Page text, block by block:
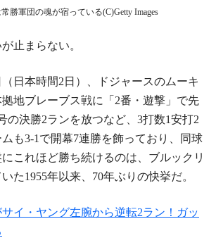
勝軍団の魂が宿っている(C)Getty Images
止まらない。
日本時間2日）、ドジャースのムーキ
地ブレーブス戦に「2番・遊撃」で先
の決勝2ランを放つなど、3打数1安打2
も3-1で開幕7連勝を飾っており、同球
これほど勝ち続けるのは、ブルックリ
た1955年以来、70年ぶりの快挙だ。
サイ・ヤング左腕から逆転2ラン！ガッ